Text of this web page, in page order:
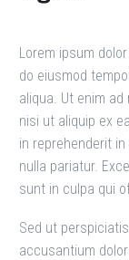
Lorem ipsum
do eiusmod
aliqua. Ut enim
nisi ut aliquip ex
in reprehenderit
nulla pariatur.
sunt in culpa qui
Sed ut
accusantium